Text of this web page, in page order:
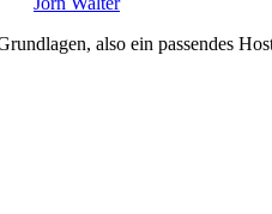
also ein passendes